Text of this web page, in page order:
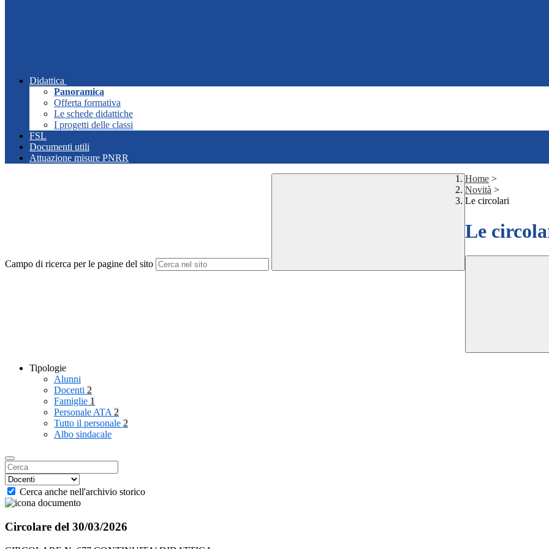
Didattica
Panoramica
Offerta formativa
Le schede didattiche
I progetti delle classi
FSL
Documenti utili
Attuazione misure PNRR
Campo di ricerca per le pagine del sito
Home >
Novità >
Le circolari
Le
Tipologie
Alunni
Docenti 2
Famiglie 1
Personale ATA 2
Tutto il personale 2
Albo sindacale
Cerca anche nell'archivio storico
Circolare del 30/03/2026